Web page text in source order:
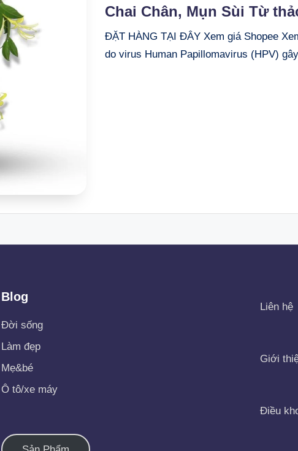
Chai Chân, Mụn Sùi Từ
ĐẶT HÀNG TẠI ĐÂY Xem giá Shopee
do virus Human Papillomavirus (HPV)
Blog
Đời sống
Làm đẹp
Mẹ&bé
Ô tô/xe máy
Liên hệ
Giới
Điều